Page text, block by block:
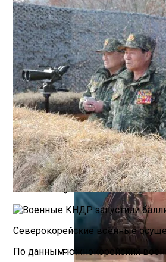
Гаражные Ворота
Проекты Домов
Dell UltraSharp
Paramount
Северокорейские военные
По данным южнокорейских